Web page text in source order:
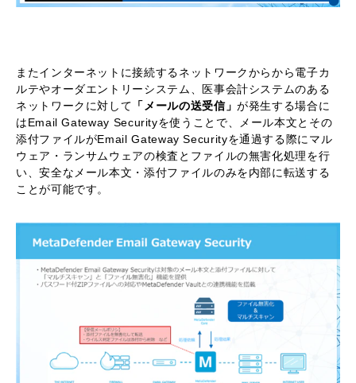
またインターネットに接続するネットワークからから電子カ
ルテやオーダエントリーシステム、医事会計システムのある
ネットワークに対して 「メールの送受信」が発生する場合に
はEmail Gateway Securityを使うことで、メール本文とその
添付ファイルがEmail Gateway Securityを通過する際にマル
ウェア・ランサムウェアの検査とファイルの無害化処理を行
い、安全なメール本文・添付ファイルのみを内部に転送する
ことが可能です。